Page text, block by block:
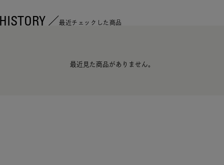
最近チェックした商品
最近見た商品がありません。